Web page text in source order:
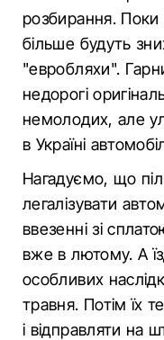
розбирання.
більше будуть
"евробляхи".
недорогі
немолодих, але
в Україні
Нагадуємо, що
легалізувати
ввезенні зі
вже в лютому. А
особливих
травня. Потім їх
і відправляти на